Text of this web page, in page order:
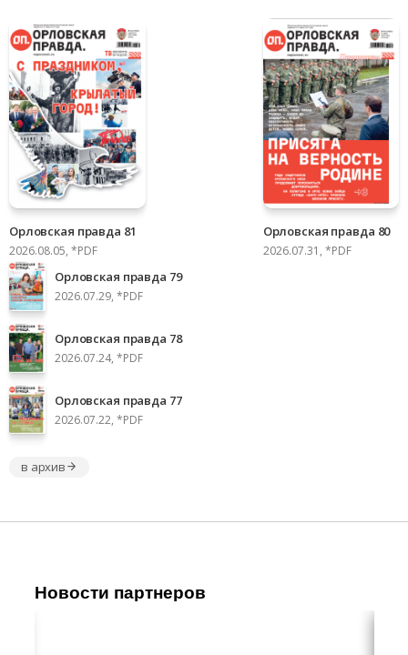
Орловская правда 81
2026.08.05, *PDF
Орловская правда 80
2026.07.31, *PDF
Орловская правда 79
2026.07.29, *PDF
Орловская правда 78
2026.07.24, *PDF
Орловская правда 77
2026.07.22, *PDF
в архив
Новости партнеров